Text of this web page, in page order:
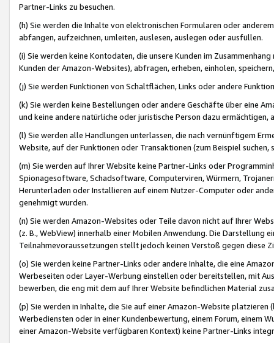
Partner-Links zu besuchen.
(h) Sie werden die Inhalte von elektronischen Formularen oder
abfangen, aufzeichnen, umleiten, auslesen, auslegen oder ausfüllen.
(i) Sie werden keine Kontodaten, die unsere Kunden im
Kunden der Amazon-Websites), abfragen, erheben, einholen,
(j) Sie werden Funktionen von Schaltflächen, Links oder andere
(k) Sie werden keine Bestellungen oder andere Geschäfte über eine
und keine andere natürliche oder juristische Person dazu
(l) Sie werden alle Handlungen unterlassen, die nach vernünftigem
Website, auf der Funktionen oder Transaktionen (zum Beispiel
(m) Sie werden auf Ihrer Website keine Partner-Links oder
Spionagesoftware, Schadsoftware, Computerviren, Würmern,
Herunterladen oder Installieren auf einem Nutzer-Computer oder
genehmigt wurden.
(n) Sie werden Amazon-Websites oder Teile davon nicht auf Ihrer
(z. B., WebView) innerhalb einer Mobilen Anwendung. Die Darstellung
Teilnahmevoraussetzungen stellt jedoch keinen Verstoß gegen diese
(o) Sie werden keine Partner-Links oder andere Inhalte, die eine
Werbeseiten oder Layer-Werbung einstellen oder bereitstellen, mit
bewerben, die eng mit dem auf Ihrer Website befindlichen Material
(p) Sie werden in Inhalte, die Sie auf einer Amazon-Website
Werbediensten oder in einer Kundenbewertung, einem Forum, einem
einer Amazon-Website verfügbaren Kontext) keine Partner-Links